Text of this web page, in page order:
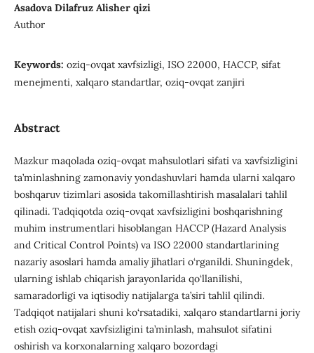
Asadova Dilafruz Alisher qizi
Author
Keywords: oziq-ovqat xavfsizligi, ISO 22000, HACCP, sifat
menejmenti, xalqaro standartlar, oziq-ovqat zanjiri
Abstract
Mazkur maqolada oziq-ovqat mahsulotlari sifati va xavfsizligini
ta’minlashning zamonaviy yondashuvlari hamda ularni xalqaro
boshqaruv tizimlari asosida takomillashtirish masalalari tahlil
qilinadi. Tadqiqotda oziq-ovqat xavfsizligini boshqarishning
muhim instrumentlari hisoblangan HACCP (Hazard Analysis
and Critical Control Points) va ISO 22000 standartlarining
nazariy asoslari hamda amaliy jihatlari o‘rganildi. Shuningdek,
ularning ishlab chiqarish jarayonlarida qo‘llanilishi,
samaradorligi va iqtisodiy natijalarga ta’siri tahlil qilindi.
Tadqiqot natijalari shuni ko‘rsatadiki, xalqaro standartlarni joriy
etish oziq-ovqat xavfsizligini ta’minlash, mahsulot sifatini
oshirish va korxonalarning xalqaro bozordagi